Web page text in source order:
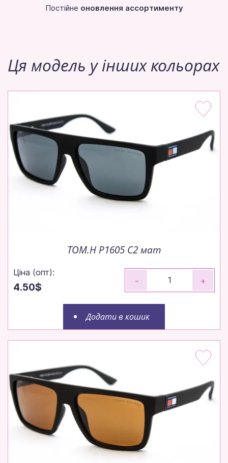
Постійне оновлення ассортименту
Ця модель у інших кольорах
TOM.H P1605 C2 мат
Ціна (опт):
4.50$
- +
Додати в кошик